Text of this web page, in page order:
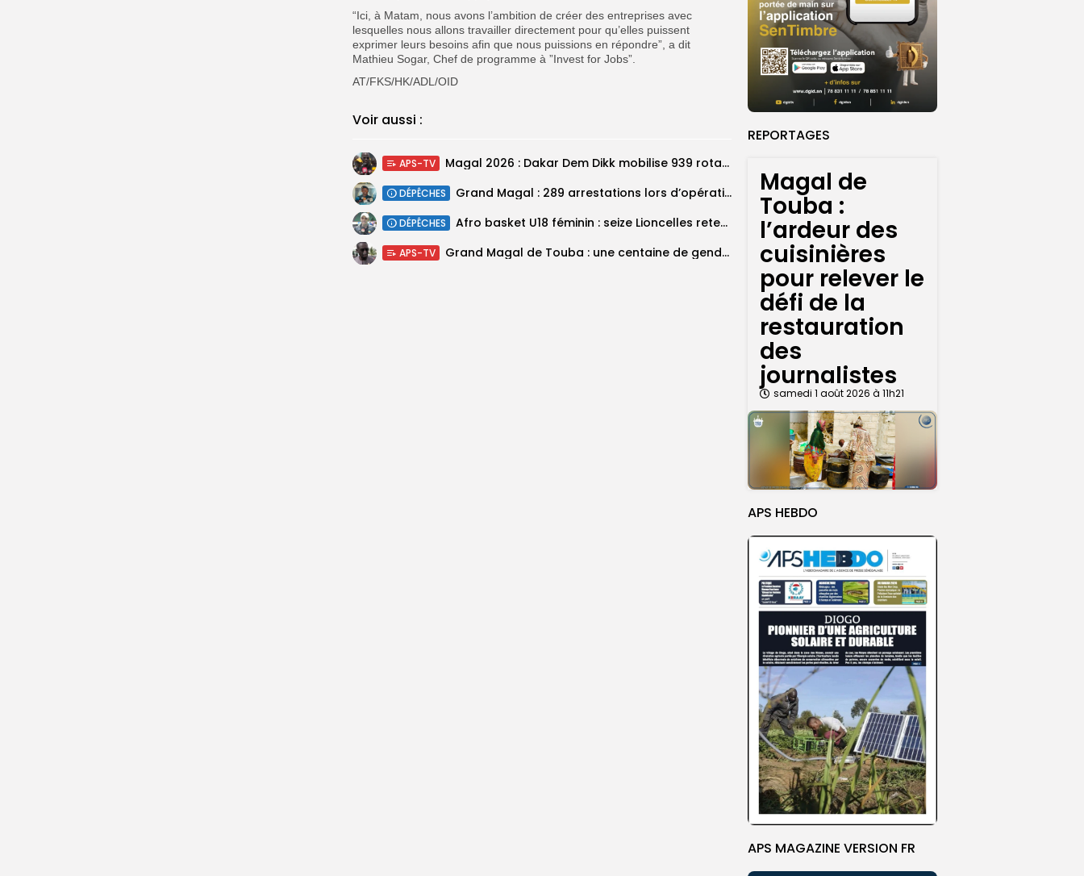
REPORTAGES
Magal de
Touba :
l’ardeur des
cuisinières
pour relever le
défi de la
restauration
des
journalistes
samedi 1 août 2026 à 11h21
APS HEBDO
APS MAGAZINE VERSION FR
“Ici, à Matam, nous avons l’ambition de créer des entreprises avec
lesquelles nous allons travailler directement pour qu’elles puissent
exprimer leurs besoins afin que nous puissions en répondre”, a dit
Mathieu Sogar, Chef de programme à ”Invest for Jobs”.
AT/FKS/HK/ADL/OID
Voir aussi :
APS-TV Magal 2026 : Dakar Dem Dikk mobilise 939 rotations et transporte près...
DÉPÊCHES Grand Magal : 289 arrestations lors d’opérations préventives de sécurisation
DÉPÊCHES ‎Afro basket U18 féminin : seize Lioncelles retenues pour l’étape finale de...
APS-TV Grand Magal de Touba : une centaine de gendarmes mobilisés sur les...